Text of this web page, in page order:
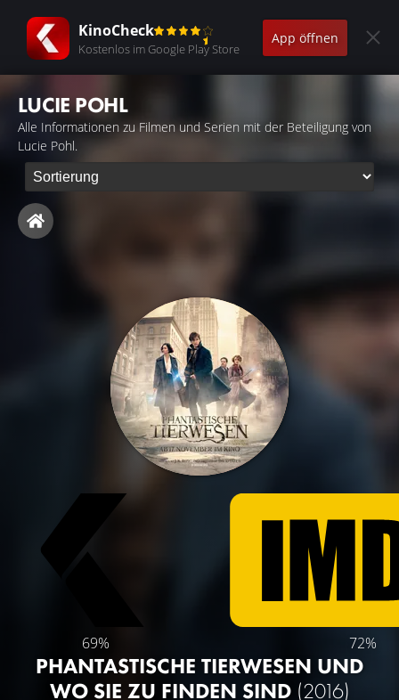
KinoCheck
Kostenlos im Google Play Store
App öffnen
LUCIE POHL
Alle Informationen zu Filmen und Serien mit der Beteiligung von
Lucie Pohl.
69% 72%
PHANTASTISCHE TIERWESEN UND
WO SIE ZU FINDEN SIND (2016)